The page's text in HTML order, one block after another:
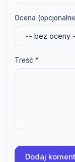
Ocena
Treść *
Dodaj